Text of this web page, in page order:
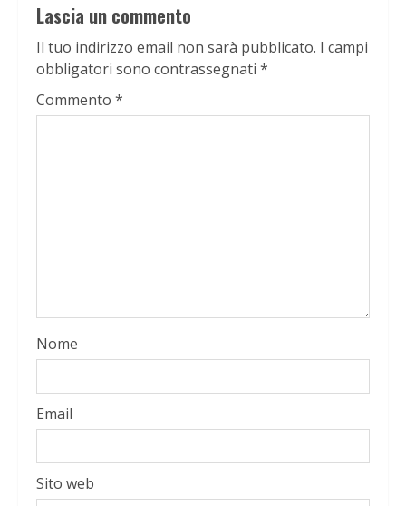
Lascia un commento
Il tuo indirizzo email non sarà pubblicato. I campi
obbligatori sono contrassegnati *
Commento *
Nome
Email
Sito web